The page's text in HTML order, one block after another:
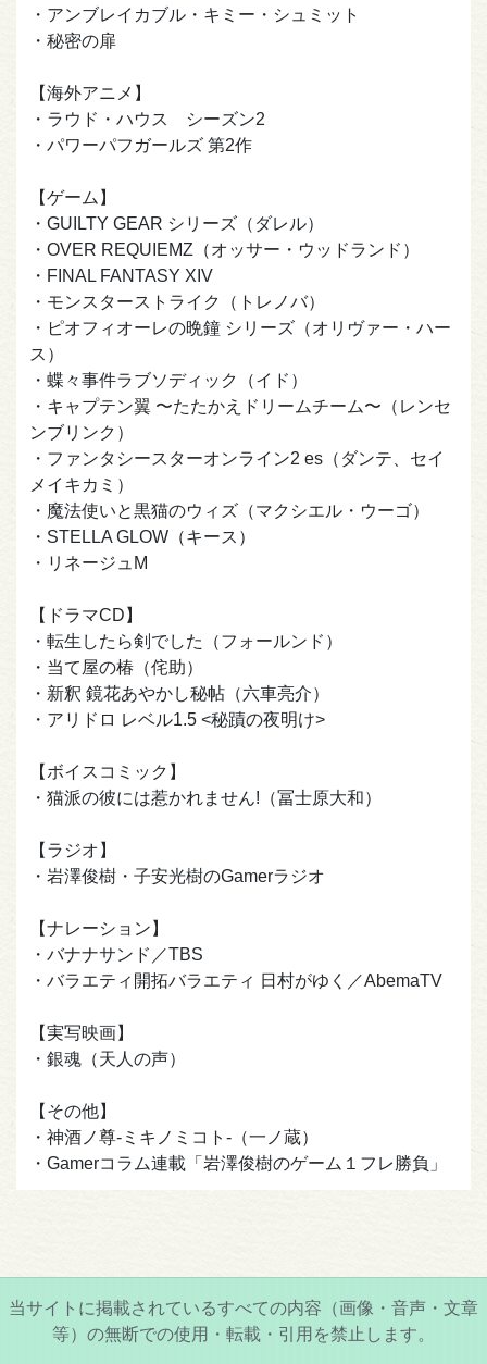
・アンブレイカブル・キミー・シュミット
・秘密の扉
【海外アニメ】
・ラウド・ハウス シーズン2
・パワーパフガールズ 第2作
【ゲーム】
・GUILTY GEAR シリーズ（ダレル）
・OVER REQUIEMZ（オッサー・ウッドランド）
・FINAL FANTASY XIV
・モンスターストライク（トレノバ）
・ピオフィオーレの晩鐘 シリーズ（オリヴァー・ハー
ス）
・蝶々事件ラブソディック（イド）
・キャプテン翼 〜たたかえドリームチーム〜（レンセ
ンブリンク）
・ファンタシースターオンライン2 es（ダンテ、セイ
メイキカミ）
・魔法使いと黒猫のウィズ（マクシエル・ウーゴ）
・STELLA GLOW（キース）
・リネージュM
【ドラマCD】
・転生したら剣でした（フォールンド）
・当て屋の椿（侘助）
・新釈 鏡花あやかし秘帖（六車亮介）
・アリドロ レベル1.5 <秘蹟の夜明け>
【ボイスコミック】
・猫派の彼には惹かれません!（冨士原大和）
【ラジオ】
・岩澤俊樹・子安光樹のGamerラジオ
【ナレーション】
・バナナサンド／TBS
・バラエティ開拓バラエティ 日村がゆく／AbemaTV
【実写映画】
・銀魂（天人の声）
【その他】
・神酒ノ尊-ミキノミコト-（一ノ蔵）
・Gamerコラム連載「岩澤俊樹のゲーム１フレ勝負」
当サイトに掲載されているすべての内容（画像・音声・文章
等）の無断での使用・転載・引用を禁止します。